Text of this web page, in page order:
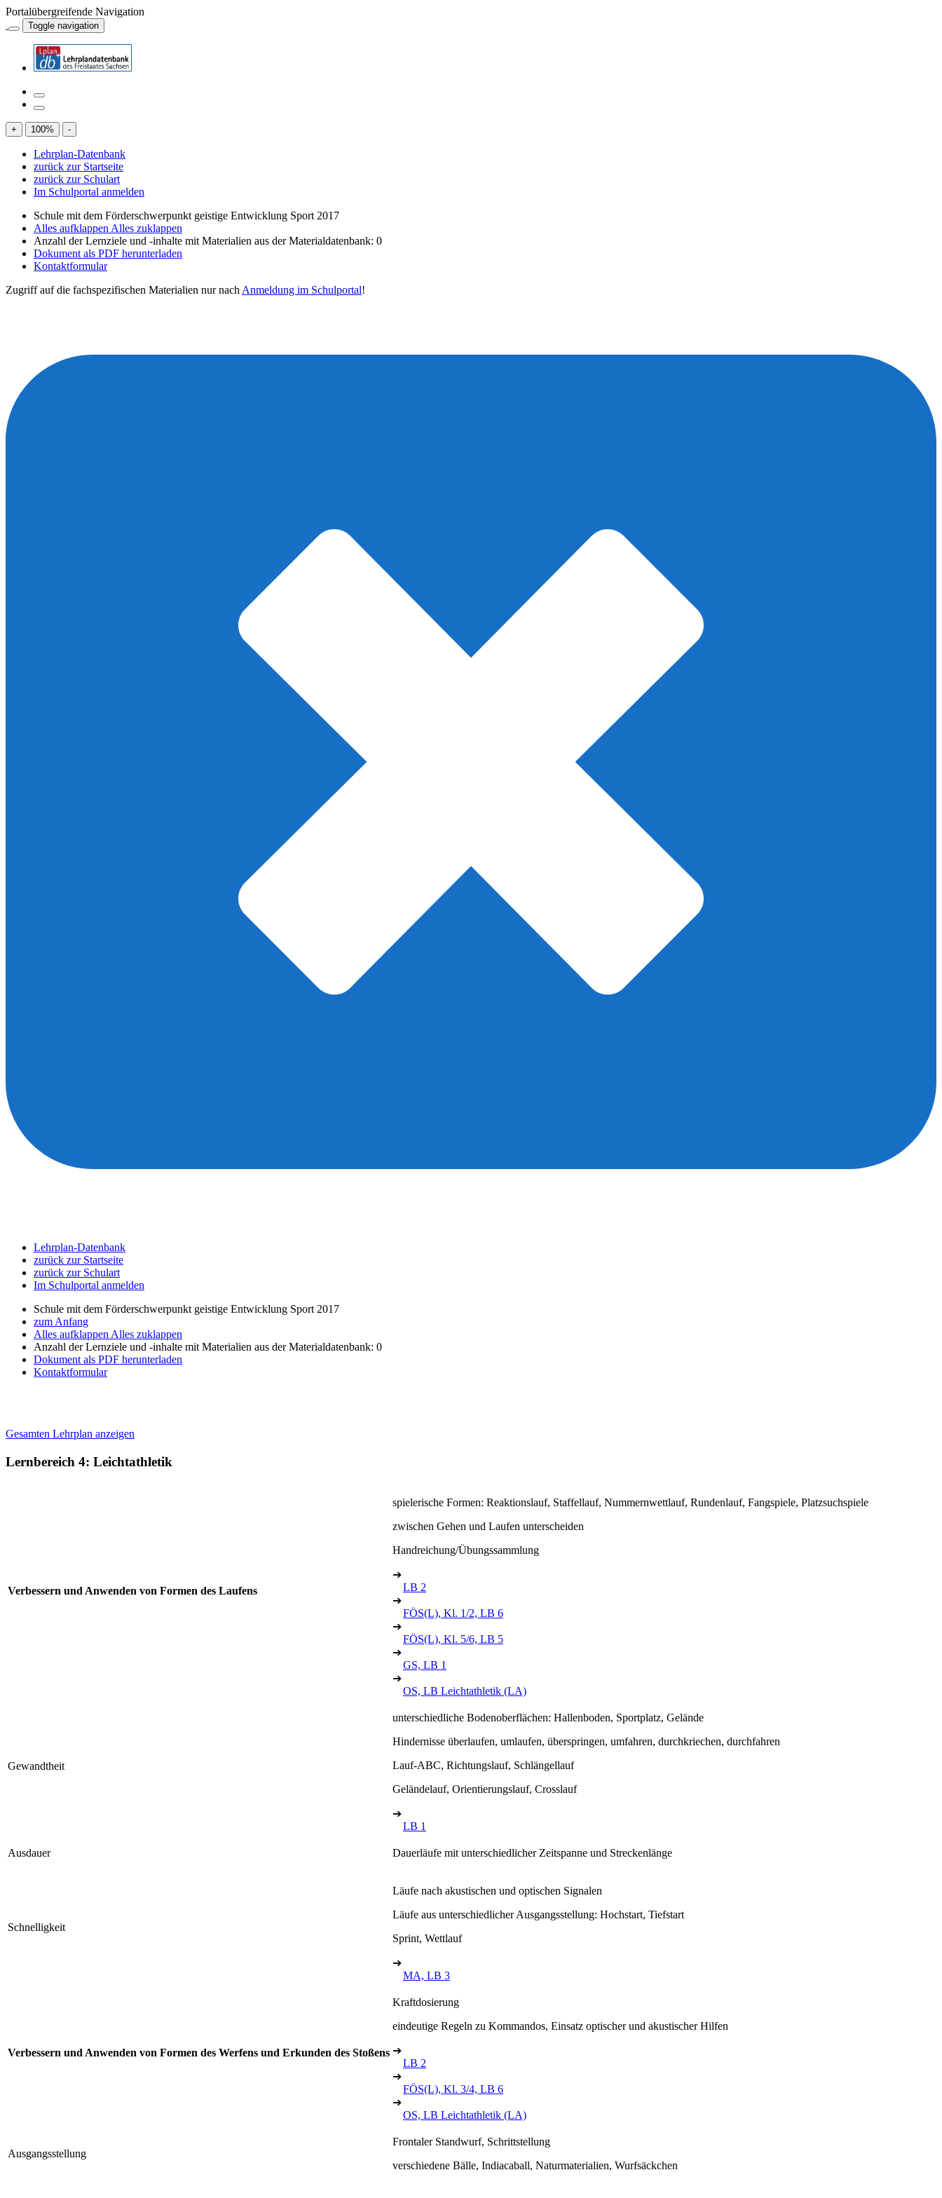
Portalübergreifende Navigation
Toggle navigation
+ 100% -
Lehrplan-Datenbank
zurück zur Startseite
zurück zur Schulart
Im Schulportal anmelden
Schule mit dem Förderschwerpunkt geistige Entwicklung Sport 2017
Alles aufklappen Alles zuklappen
Anzahl der Lernziele und -inhalte mit Materialien aus der Materialdatenbank: 0
Dokument als PDF herunterladen
Kontaktformular
Zugriff auf die fachspezifischen Materialien nur nach Anmeldung im Schulportal!
Lehrplan-Datenbank
zurück zur Startseite
zurück zur Schulart
Im Schulportal anmelden
Schule mit dem Förderschwerpunkt geistige Entwicklung Sport 2017
zum Anfang
Alles aufklappen Alles zuklappen
Anzahl der Lernziele und -inhalte mit Materialien aus der Materialdatenbank: 0
Dokument als PDF herunterladen
Kontaktformular
Gesamten Lehrplan anzeigen
Lernbereich 4: Leichtathletik
Verbessern und Anwenden von Formen des Laufens
spielerische Formen: Reaktionslauf, Staffellauf, Nummernwettlauf, Rundenlauf, Fangspiele, Platzsuchspiele
zwischen Gehen und Laufen unterscheiden
Handreichung/Übungssammlung
➔
LB 2
➔
FÖS(L), Kl. 1/2, LB 6
➔
FÖS(L), Kl. 5/6, LB 5
➔
GS, LB 1
➔
OS, LB Leichtathletik (LA)
Gewandtheit
unterschiedliche Bodenoberflächen: Hallenboden, Sportplatz, Gelände
Hindernisse überlaufen, umlaufen, überspringen, umfahren, durchkriechen, durchfahren
Lauf-ABC, Richtungslauf, Schlängellauf
Geländelauf, Orientierungslauf, Crosslauf
➔
LB 1
Ausdauer Dauerläufe mit unterschiedlicher Zeitspanne und Streckenlänge
Schnelligkeit
Läufe nach akustischen und optischen Signalen
Läufe aus unterschiedlicher Ausgangsstellung: Hochstart, Tiefstart
Sprint, Wettlauf
➔
MA, LB 3
Verbessern und Anwenden von Formen des Werfens und Erkunden des Stoßens
Kraftdosierung
eindeutige Regeln zu Kommandos, Einsatz optischer und akustischer Hilfen
➔
LB 2
➔
FÖS(L), Kl. 3/4, LB 6
➔
OS, LB Leichtathletik (LA)
Ausgangsstellung
Frontaler Standwurf, Schrittstellung
verschiedene Bälle, Indiacaball, Naturmaterialien, Wurfsäckchen